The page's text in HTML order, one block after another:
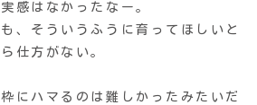
感はなかったなー。
、そういうふうに育ってほしいと
仕方がない。
にハマるのは難しかったみたいだ